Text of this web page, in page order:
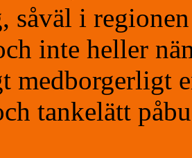
såväl i
inte heller
medborgerligt
tankelätt